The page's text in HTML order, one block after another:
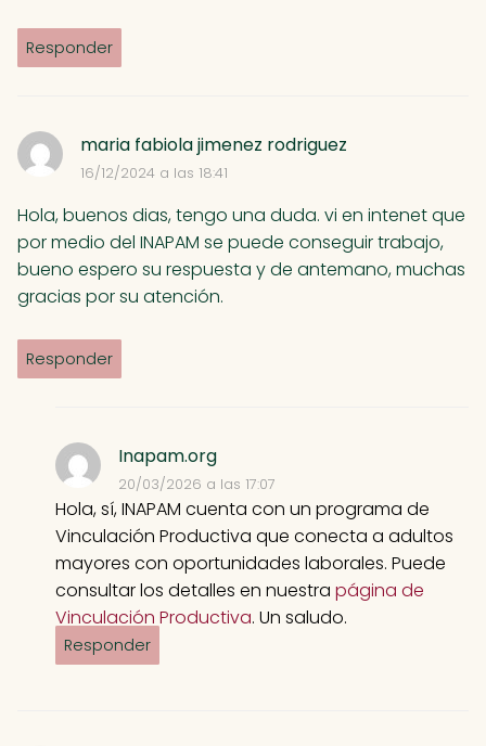
Responder
maria fabiola jimenez rodriguez
16/12/2024 a las 18:41
Hola, buenos dias, tengo una duda. vi en intenet que
por medio del INAPAM se puede conseguir trabajo,
bueno espero su respuesta y de antemano, muchas
gracias por su atención.
Responder
Inapam.org
20/03/2026 a las 17:07
Hola, sí, INAPAM cuenta con un programa de
Vinculación Productiva que conecta a adultos
mayores con oportunidades laborales. Puede
consultar los detalles en nuestrapágina de
Vinculación Productiva. Un saludo.
Responder